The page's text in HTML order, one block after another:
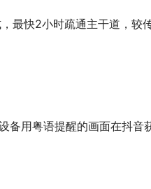
最快2小时疏通主干道，较
备用粤语提醒的画面在抖音